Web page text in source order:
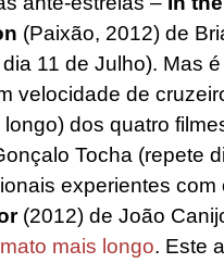
(Paixão, 2012) de
11 de Julho). Mas
velocidade de
dos quatro
Tocha (repete
experientes
(2012) de João
mais longo. Este